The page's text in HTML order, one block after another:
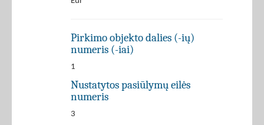
Pirkimo objekto dalies (-ių)
numeris (-iai)
1
Nustatytos pasiūlymų eilės
numeris
3